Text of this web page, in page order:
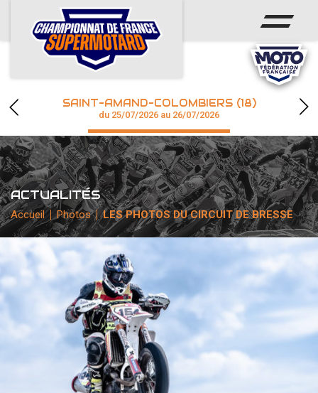
ACCUEIL
ACTUS
CALENDRIER
CHAMPIONNAT
RÉSULTATS
PHOTOS / WEB TV
accéder à la billetterie
SAINT-AMAND-COLOMBIERS (18)
du 25/07/2026 au 26/07/2026
ACTUALITÉS
Accueil Photos LES PHOTOS DU CIRCUIT DE BRESSE